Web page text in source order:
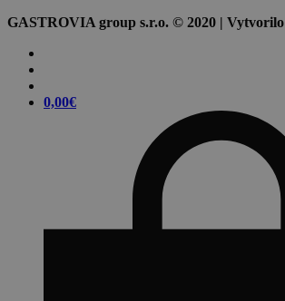
GASTROVIA group s.r.o. © 2020 | Vytvorilo
0,00€